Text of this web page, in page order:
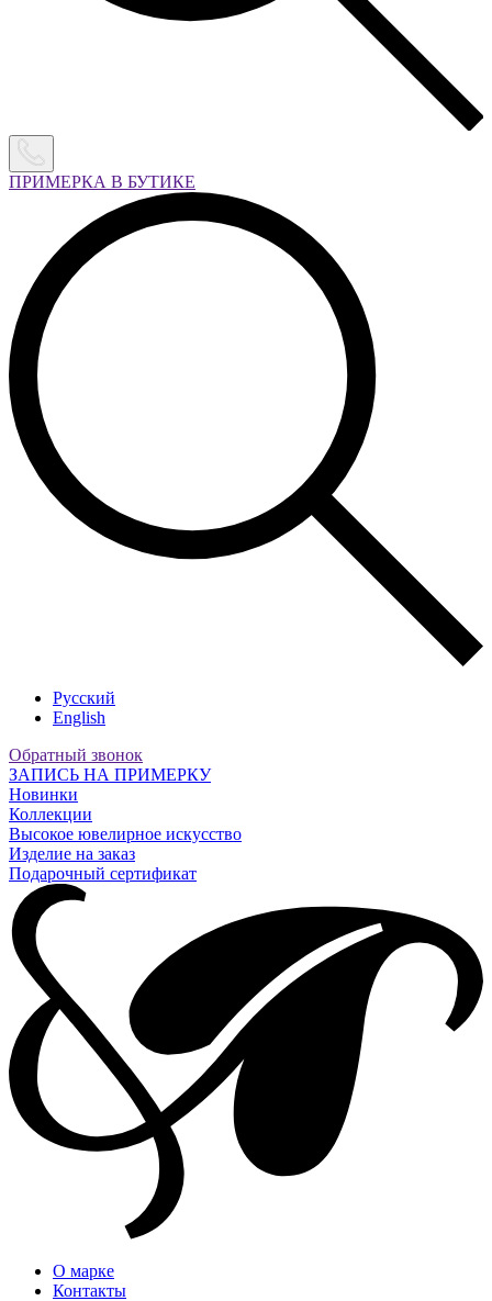
ПРИМЕРКА В БУТИКЕ
Русский
English
Обратный звонок
ЗАПИСЬ НА ПРИМЕРКУ
Новинки
Коллекции
Высокое ювелирное искусство
Изделие на заказ
Подарочный сертификат
О марке
Контакты